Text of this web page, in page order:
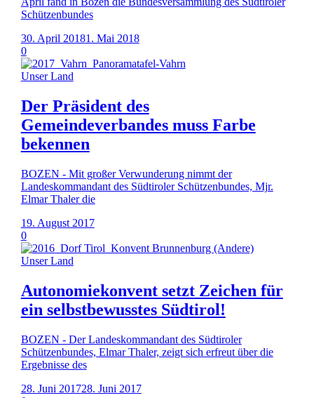
Schützenbundes
30. April 20181. Mai 2018
0
Unser Land
Der Präsident des
Gemeindeverbandes muss Farbe
bekennen
BOZEN - Mit großer Verwunderung nimmt der
Landeskommandant des Südtiroler Schützenbundes, Mjr.
Elmar Thaler die
19. August 2017
0
Unser Land
Autonomiekonvent setzt Zeichen für
ein selbstbewusstes Südtirol!
BOZEN - Der Landeskommandant des Südtiroler
Schützenbundes, Elmar Thaler, zeigt sich erfreut über die
Ergebnisse des
28. Juni 201728. Juni 2017